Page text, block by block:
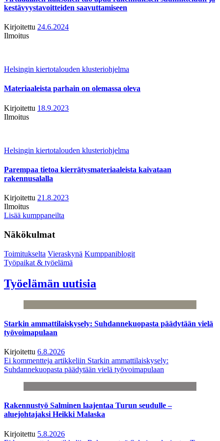
kestävyystavoitteiden saavuttamiseen
Kirjoitettu 24.6.2024
Ilmoitus
Helsingin kiertotalouden klusteriohjelma
Materiaaleista parhain on olemassa oleva
Kirjoitettu 18.9.2023
Ilmoitus
Helsingin kiertotalouden klusteriohjelma
Parempaa tietoa kierrätysmateriaaleista kaivataan
rakennusalalla
Kirjoitettu 21.8.2023
Ilmoitus
Lisää kumppaneilta
Näkökulmat
Toimitukselta Vieraskynä Kumppaniblogit
Työpaikat & työelämä
Työelämän uutisia
Starkin ammattilaiskysely: Suhdannekuopasta päädytään vielä
työvoimapulaan
Kirjoitettu 6.8.2026
Ei kommentteja artikkeliin Starkin ammattilaiskysely:
Suhdannekuopasta päädytään vielä työvoimapulaan
Rakennustyö Salminen laajentaa Turun seudulle –
aluejohtajaksi Heikki Malaska
Kirjoitettu 5.8.2026